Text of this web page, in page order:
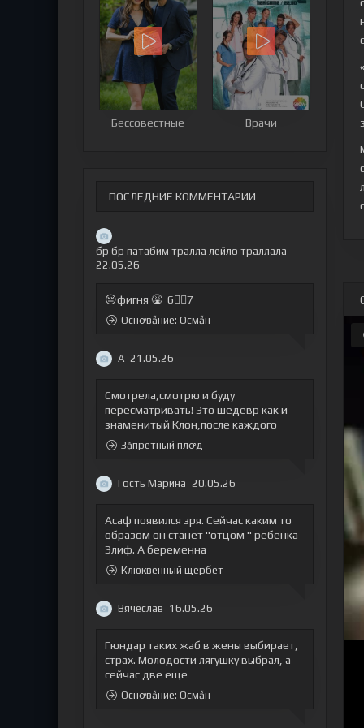
Бессовестные Врачи
ПОСЛЕДНИЕ КОММЕНТАРИИ
бр бр патабим тралла лейло траллала
22.05.26
😔фигня 🤮 6🤷‍♂7
Оснꝍвẫние: Осмẫн
А 21.05.26
Смотрела,смотрю и буду
пересматривать! Это шедевр как и
знаменитый Клон,после каждого
Зặпретный плꝍд
Гость Марина 20.05.26
Асаф появился зря. Сейчас каким то
образом он станет "отцом " ребенка
Элиф. А беременна
Клюквенный щербет
Вячеслав 16.05.26
Гюндар таких жаб в жены выбирает,
страх. Молодости лягушку выбрал, а
сейчас две еще
Оснꝍвẫние: Осмẫн